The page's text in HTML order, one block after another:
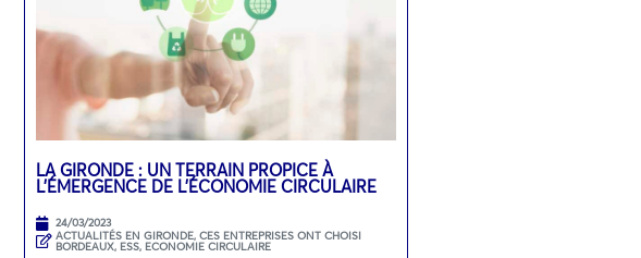
LA GIRONDE : UN TERRAIN PROPICE À
L’ÉMERGENCE DE L’ÉCONOMIE CIRCULAIRE
24/03/2023
ACTUALITÉS EN GIRONDE, CES ENTREPRISES ONT CHOISI
BORDEAUX, ESS, ECONOMIE CIRCULAIRE